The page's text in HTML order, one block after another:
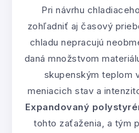
Pri návrhu
zohľadniť aj časový
chladu nepracujú
daná množstvom
skupenským teplom
meniacich stav a
Expandovaný
tohto zaťaženia, a tým